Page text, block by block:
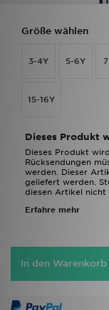
Größe wählen
3-4Y 5-6Y
15-16Y
Dieses Produkt
Dieses Produkt
Rücksendungen
werden. Dieser
geliefert werden.
diesen Artikel nicht
Erfahre mehr
In den Warenkorb